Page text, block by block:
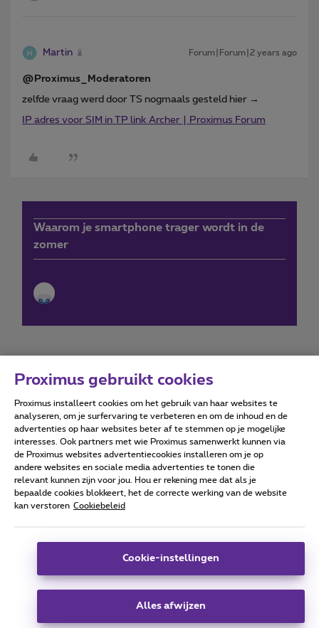
Martin Forum|Forum|2 years ago
@Proximus_Moderatoren
zelfde vraag werd door TS nogmaals gesteld hier →
IP adres voor SIM in TP link Archer | Proximus Forum
Waarom je smartphone trager wordt in de
zomer
Forumvoorwaarden Accessibility statement
Alle rechten voorbehouden. © Proximus
Algemene voorwaarden, consumenteninfo
Deze website is gecreëerd en wordt beheerd conform het
Koning Albert II-laan 27 - B-1030 Brussel.
Proximus gebruikt cookies
Proximus installeert cookies om het gebruik van haar websites te
analyseren, om je surfervaring te verbeteren en om de inhoud en de
advertenties op haar websites beter af te stemmen op je mogelijke
interesses. Ook partners met wie Proximus samenwerkt kunnen via
de Proximus websites advertentiecookies installeren om je op
andere websites en sociale media advertenties te tonen die
relevant kunnen zijn voor jou. Hou er rekening mee dat als je
bepaalde cookies blokkeert, het de correcte werking van de website
kan verstoren Cookiebeleid
Cookie-instellingen
Alles afwijzen